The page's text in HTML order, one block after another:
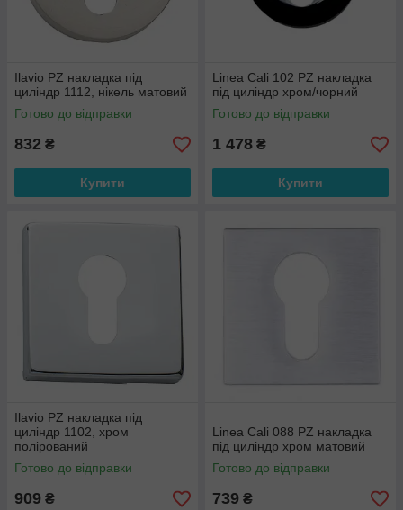
Ilavio PZ накладка під
циліндр 1112, нікель матовий
Готово до відправки
832 ₴
Купити
Linea Cali 102 PZ накладка
під циліндр хром/чорний
Готово до відправки
1 478 ₴
Купити
Ilavio PZ накладка під
циліндр 1102, хром
полірований
Готово до відправки
909 ₴
Linea Cali 088 PZ накладка
під циліндр хром матовий
Готово до відправки
739 ₴